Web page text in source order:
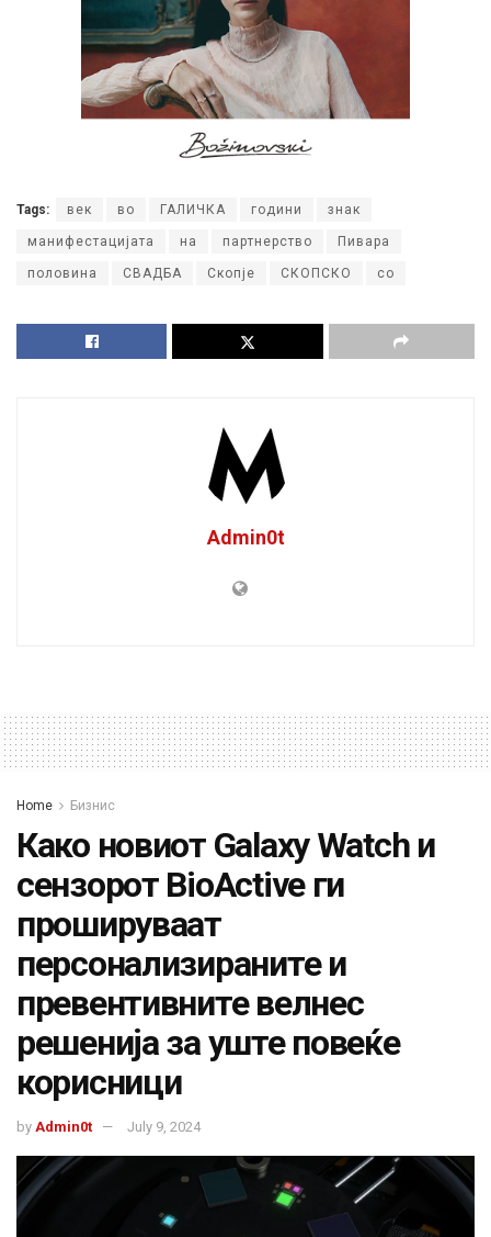
Tags: век во ГАЛИЧКА години знак
манифестацијата на партнерство Пивара
половина СВАДБА Скопје СКОПСКО со
Admin0t
Home Бизнис
Како новиот Galaxy Watch и
сензорот BioActive ги
прошируваат
персонализираните и
превентивните велнес
решенија за уште повеќе
корисници
by Admin0t July 9, 2024